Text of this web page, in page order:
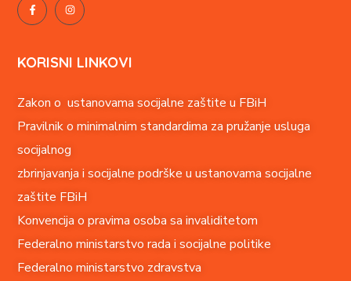
KORISNI LINKOVI
Zakon o ustanovama socijalne zaštite u FBiH
Pravilnik o minimalnim standardima za pružanje usluga
socijalnog
zbrinjavanja i socijalne podrške u ustanovama socijalne
zaštite FBiH
Konvencija o pravima osoba sa invaliditetom
Federalno ministarstvo rada i socijalne politike
Federalno ministarstvo zdravstva